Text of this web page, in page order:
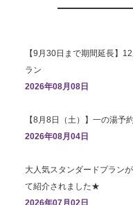
2026年08月08日
【9月30日まで期間延長】
ラン
2026年08月04日
【8月8日（土）】一の湯予
2026年07月02日
大人気スタンダードプラン
て紹介されました★